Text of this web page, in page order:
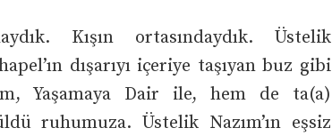
Kışın ortasındaydık. Üstelik
dışarıyı içeriye taşıyan buz gibi
Yaşamaya Dair ile, hem de ta(a)
ruhumuza. Üstelik Nazım’ın eşsiz